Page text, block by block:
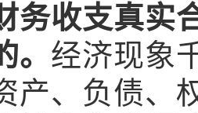
务收支真实
经济现象
产、负债、